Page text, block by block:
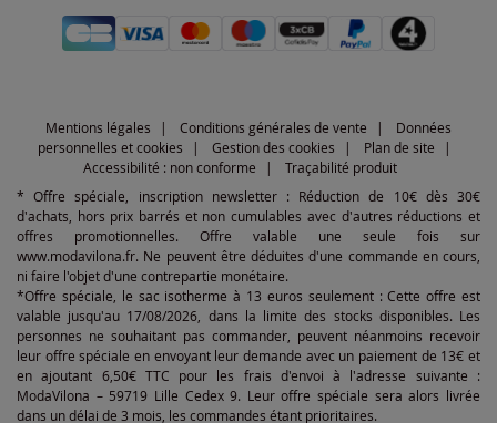
Mentions légales Conditions générales de vente
Données
personnelles et cookies
Gestion des cookies
Plan de site
Accessibilité : non conforme
Traçabilité produit
* Offre spéciale, inscription newsletter : Réduction de 10€ dès 30€
d'achats, hors prix barrés et non cumulables avec d'autres réductions et
offres promotionnelles. Offre valable une seule fois sur
www.modavilona.fr. Ne peuvent être déduites d'une commande en cours,
ni faire l'objet d'une contrepartie monétaire.
*Offre spéciale, le sac isotherme à 13 euros seulement : Cette offre est
valable jusqu'au 17/08/2026, dans la limite des stocks disponibles. Les
personnes ne souhaitant pas commander, peuvent néanmoins recevoir
leur offre spéciale en envoyant leur demande avec un paiement de 13€ et
en ajoutant 6,50€ TTC pour les frais d'envoi à l'adresse suivante :
ModaVilona – 59719 Lille Cedex 9. Leur offre spéciale sera alors livrée
dans un délai de 3 mois, les commandes étant prioritaires.